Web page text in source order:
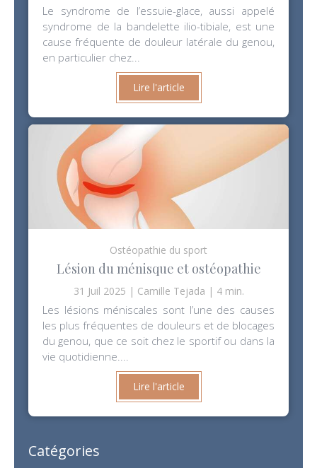
Le syndrome de l’essuie-glace, aussi appelé
syndrome de la bandelette ilio-tibiale, est une
cause fréquente de douleur latérale du genou,
en particulier chez...
Lire l'article
Ostéopathie du sport
Lésion du ménisque et ostéopathie
31 Juil 2025 Camille Tejada 4 min.
Les lésions méniscales sont l’une des causes
les plus fréquentes de douleurs et de blocages
du genou, que ce soit chez le sportif ou dans la
vie quotidienne....
Lire l'article
Catégories